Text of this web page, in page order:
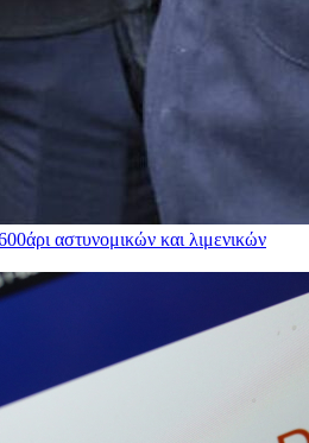
αστυνομικών και λιμενικών